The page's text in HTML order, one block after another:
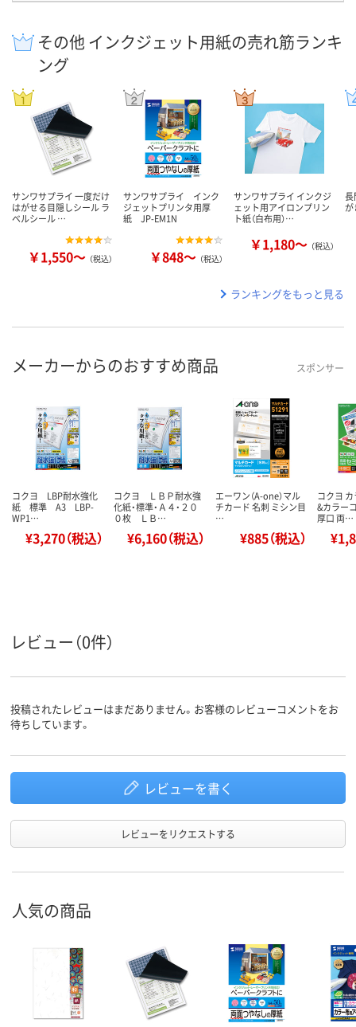
その他 インクジェット用紙の売れ筋ランキ
ング
サンワサプライ 一度だけ
はがせる目隠しシール ラ
ベルシール …
￥1,550～ （税込）
サンワサプライ インク
ジェットプリンタ用厚
紙 JP-EM1N
￥848～ （税込）
サンワサプライ インクジ
ェット用アイロンプリン
ト紙（白布用）…
￥1,180～ （税込）
長
が
ランキングをもっと見る
メーカーからのおすすめ商品 スポンサー
コクヨ LBP耐水強化
紙 標準 A3 LBP-
WP1…
¥3,270（税込）
コクヨ ＬＢＰ耐水強
化紙・標準・Ａ４・２０
０枚 ＬＢ…
¥6,160（税込）
エーワン（A-one）マル
チカード 名刺 ミシン目
…
¥885（税込）
コクヨ
&カラー
厚口 両…
レビュー（0件）
投稿されたレビューはまだありません。お客様のレビューコメントをお
待ちしています。
レビューを書く
レビューをリクエストする
人気の商品